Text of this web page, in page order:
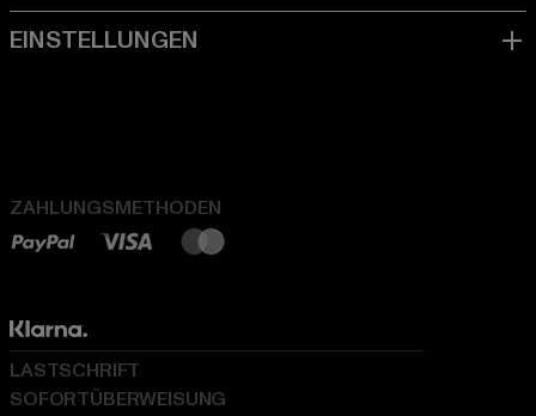
ZAHLUNGSMETHODEN
LASTSCHRIFT
SOFORTÜBERWEISUNG